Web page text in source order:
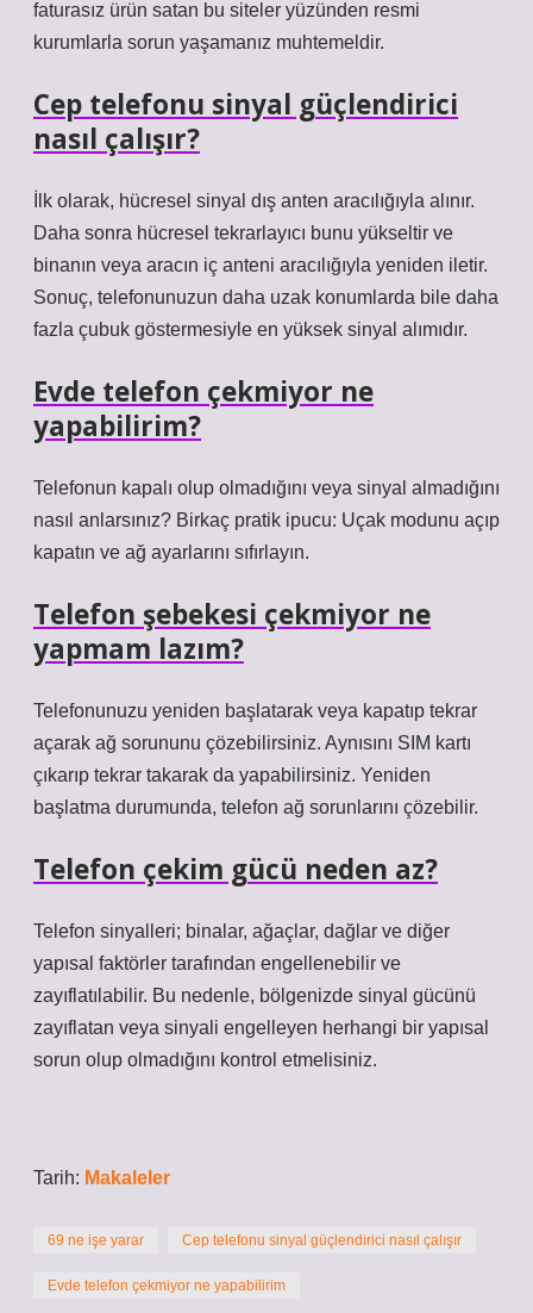
faturasız ürün satan bu siteler yüzünden resmi
kurumlarla sorun yaşamanız muhtemeldir.
Cep telefonu sinyal güçlendirici
nasıl çalışır?
İlk olarak, hücresel sinyal dış anten aracılığıyla alınır.
Daha sonra hücresel tekrarlayıcı bunu yükseltir ve
binanın veya aracın iç anteni aracılığıyla yeniden iletir.
Sonuç, telefonunuzun daha uzak konumlarda bile daha
fazla çubuk göstermesiyle en yüksek sinyal alımıdır.
Evde telefon çekmiyor ne
yapabilirim?
Telefonun kapalı olup olmadığını veya sinyal almadığını
nasıl anlarsınız? Birkaç pratik ipucu: Uçak modunu açıp
kapatın ve ağ ayarlarını sıfırlayın.
Telefon şebekesi çekmiyor ne
yapmam lazım?
Telefonunuzu yeniden başlatarak veya kapatıp tekrar
açarak ağ sorununu çözebilirsiniz. Aynısını SIM kartı
çıkarıp tekrar takarak da yapabilirsiniz. Yeniden
başlatma durumunda, telefon ağ sorunlarını çözebilir.
Telefon çekim gücü neden az?
Telefon sinyalleri; binalar, ağaçlar, dağlar ve diğer
yapısal faktörler tarafından engellenebilir ve
zayıflatılabilir. Bu nedenle, bölgenizde sinyal gücünü
zayıflatan veya sinyali engelleyen herhangi bir yapısal
sorun olup olmadığını kontrol etmelisiniz.
Tarih: Makaleler
69 ne işe yarar Cep telefonu sinyal güçlendirici nasıl çalışır
Evde telefon çekmiyor ne yapabilirim